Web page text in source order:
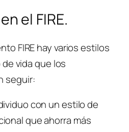
el FIRE.
FIRE hay varios estilos
vida que los
seguir:
con un estilo de
que ahorra más